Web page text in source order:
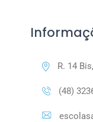
R. 14
(48)